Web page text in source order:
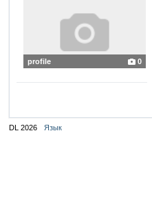
profile 0
DL 2026 Язык